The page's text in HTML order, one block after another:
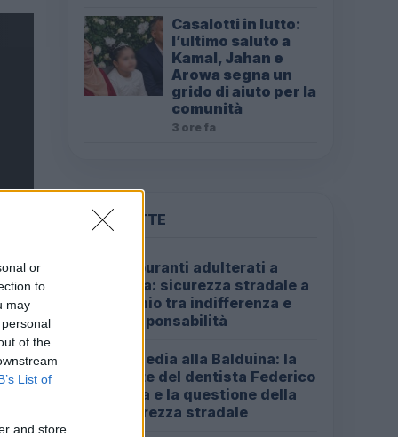
or
to
may
of the
List of
and store
Casalotti in lutto:
l’ultimo saluto a
Kamal, Jahan e
Arowa segna un
grido di aiuto per la
comunità
3 ore fa
PIÙ LETTE
Carburanti adulterati a
Roma: sicurezza stradale a
rischio tra indifferenza e
irresponsabilità
Tragedia alla Balduina: la
morte del dentista Federico
Derla e la questione della
sicurezza stradale